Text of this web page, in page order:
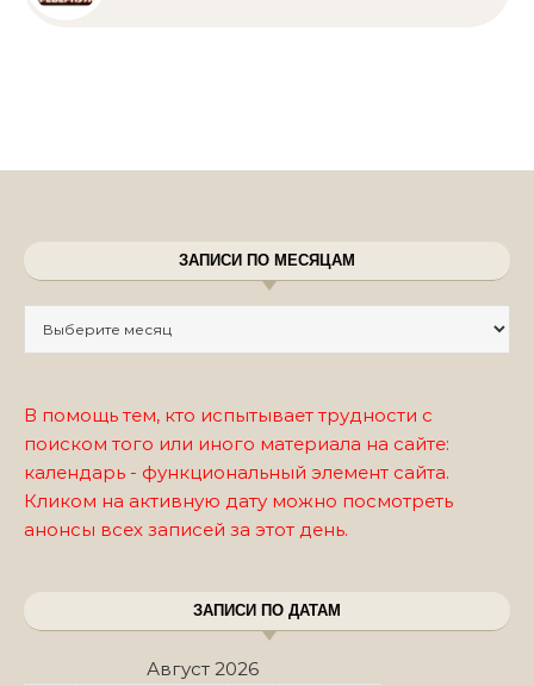
ЗАПИСИ ПО МЕСЯЦАМ
В помощь тем, кто испытывает трудности с
поиском того или иного материала на сайте:
календарь - функциональный элемент сайта.
Кликом на активную дату можно посмотреть
анонсы всех записей за этот день.
ЗАПИСИ ПО ДАТАМ
Август 2026